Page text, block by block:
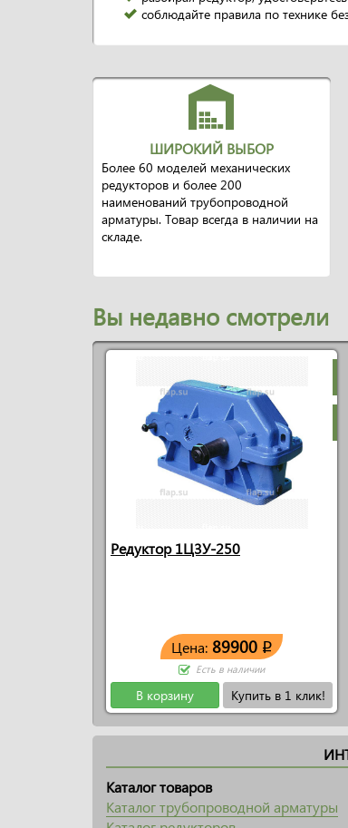
соблюдайте правила по технике
ШИРОКИЙ ВЫБОР
Более 60 моделей механических
редукторов и более 200
наименований трубопроводной
арматуры. Товар всегда в наличии на
складе.
Вы недавно смотрели
Редуктор 1Ц3У-250
Цена: 89900 q
Есть в наличии
В корзину Купить в 1 клик!
Каталог товаров
Каталог трубопроводной арматуры